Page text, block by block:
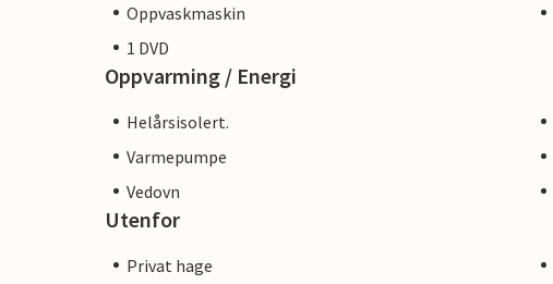
Oppvaskmaskin
1 DVD
Oppvarming / Energi
Helårsisolert.
Varmepumpe
Vedovn
Utenfor
Privat hage